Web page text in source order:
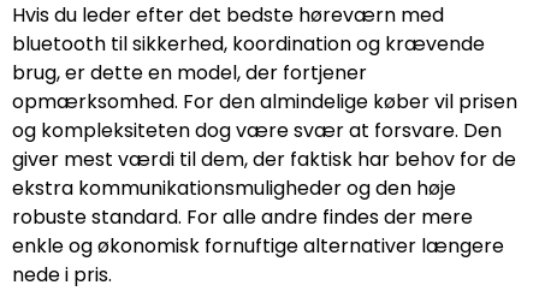
Hvis du leder efter det bedste høreværn med
bluetooth til sikkerhed, koordination og krævende
brug, er dette en model, der fortjener
opmærksomhed. For den almindelige køber vil prisen
og kompleksiteten dog være svær at forsvare. Den
giver mest værdi til dem, der faktisk har behov for de
ekstra kommunikationsmuligheder og den høje
robuste standard. For alle andre findes der mere
enkle og økonomisk fornuftige alternativer længere
nede i pris.